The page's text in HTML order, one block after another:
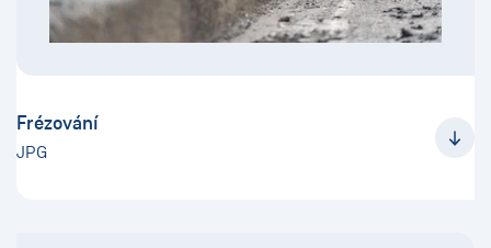
Frézování
JPG